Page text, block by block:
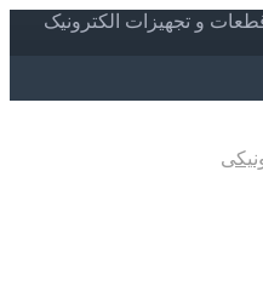
و تجهیزات الکترونیک